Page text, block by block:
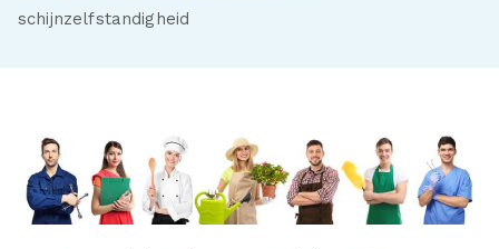
schijnzelfstandigheid